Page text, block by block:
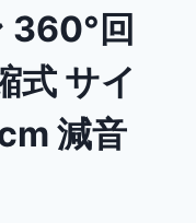
360°回
式 サイ
減音